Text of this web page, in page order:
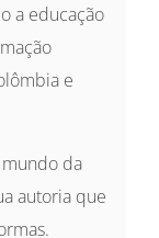
a educação
e
da
autoria que